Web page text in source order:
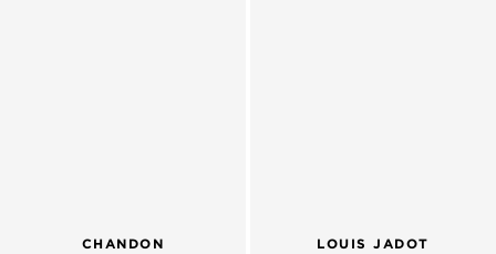
CHANDON LOUIS JADOT